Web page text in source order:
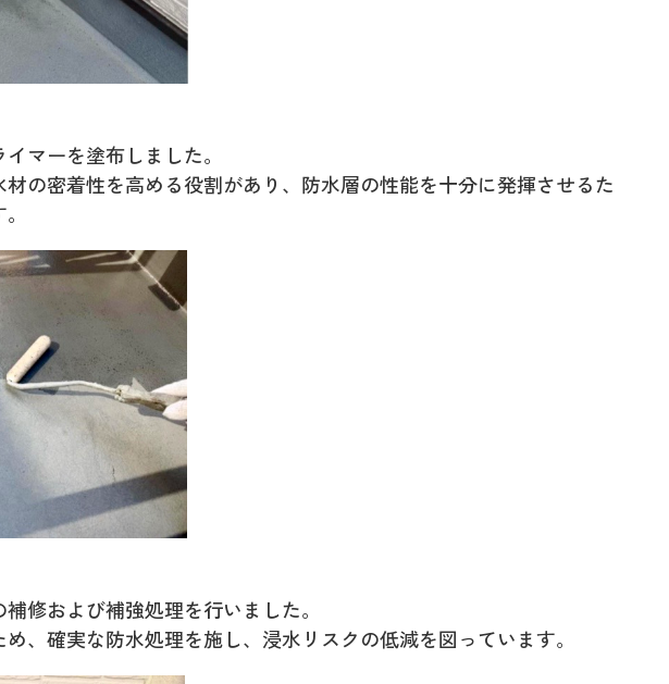
マーを塗布しました。
の密着性を高める役割があり、防水層の性能を十分に発揮させるた
修および補強処理を行いました。
、確実な防水処理を施し、浸水リスクの低減を図っています。